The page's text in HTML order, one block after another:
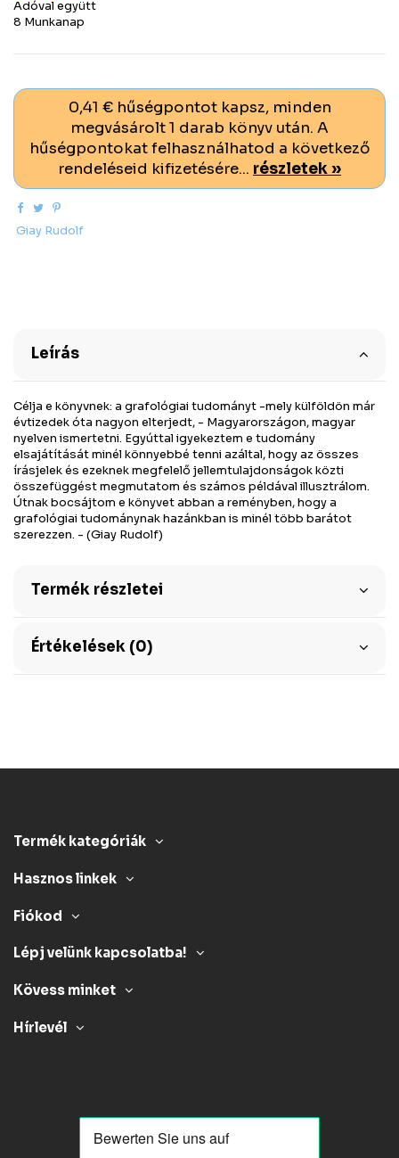
Adóval együtt
8 Munkanap
0,41 € hűségpontot kapsz, minden
megvásárolt 1 darab könyv után. A
hűségpontokat felhasználhatod a következő
rendeléseid kifizetésére... részletek »
Giay Rudolf
Leírás
Célja e könyvnek: a grafológiai tudományt -mely külföldön már
évtizedek óta nagyon elterjedt, - Magyarországon, magyar
nyelven ismertetni. Egyúttal igyekeztem e tudomány
elsajátítását minél könnyebbé tenni azáltal, hogy az összes
írásjelek és ezeknek megfelelő jellemtulajdonságok közti
összefüggést megmutatom és számos példával illusztrálom.
Útnak bocsájtom e könyvet abban a reményben, hogy a
grafológiai tudománynak hazánkban is minél több barátot
szerezzen. - (Giay Rudolf)
Termék részletei
Értékelések (0)
Termék kategóriák
Hasznos linkek
Fiókod
Lépj velünk kapcsolatba!
Kövess minket
Hírlevél